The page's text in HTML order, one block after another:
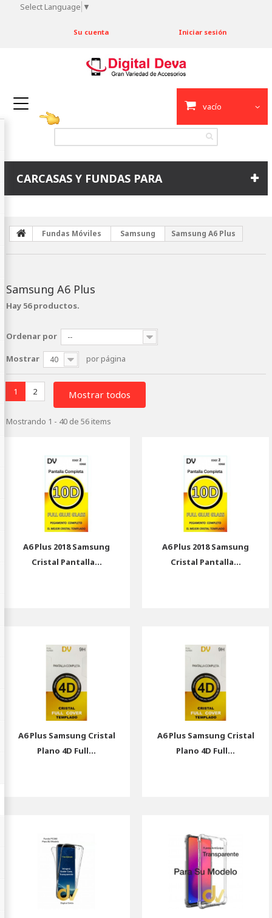
Select Language ▼
Iniciar sesión
Su cuenta
vacío
CARCASAS Y FUNDAS PARA
Fundas Móviles Samsung Samsung A6 Plus
Samsung A6 Plus
Hay 56 productos.
Ordenar por --
Mostrar 40 por página
Mostrar todos
1 2
Mostrando 1 - 40 de 56 items
A6 Plus 2018 Samsung
Cristal Pantalla...
A6 Plus 2018 Samsung
Cristal Pantalla...
A6 Plus Samsung Cristal
Plano 4D Full...
A6 Plus Samsung Cristal
Plano 4D Full...